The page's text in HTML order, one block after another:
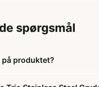
spørgsmål
på produktet?